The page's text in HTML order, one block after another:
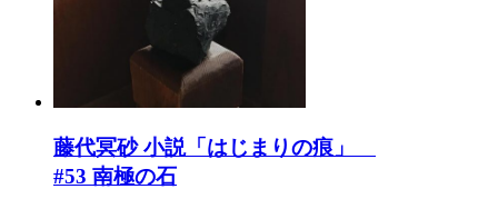
藤代冥砂 小説「はじまりの痕」
#53 南極の石